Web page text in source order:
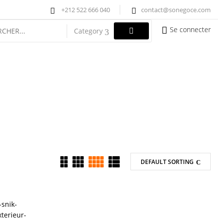
+212 522 666 040 contact@sonegoce.com
Category Se connecter
DEFAULT SORTING